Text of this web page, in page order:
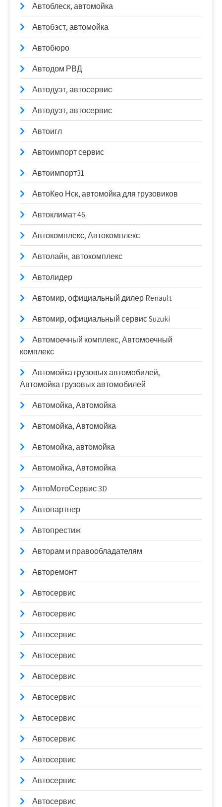
Автоблеск, автомойка
Автобэст, автомойка
Автобюро
Автодом РВД
Автодуэт, автосервис
Автодуэт, автосервис
Автоигл
Автоимпорт сервис
Автоимпорт31
АвтоКео Нск, автомойка для грузовиков
Автоклимат 46
Автокомплекс, Автокомплекс
Автолайн, автокомплекс
Автолидер
Автомир, официальный дилер Renault
Автомир, официальный сервис Suzuki
Автомоечный комплекс, Автомоечный
комплекс
Автомойка грузовых автомобилей,
Автомойка грузовых автомобилей
Автомойка, Автомойка
Автомойка, Автомойка
Автомойка, автомойка
Автомойка, Автомойка
АвтоМотоСервис 3D
Автопартнер
Автопрестиж
Авторам и правообладателям
Авторемонт
Автосервис
Автосервис
Автосервис
Автосервис
Автосервис
Автосервис
Автосервис
Автосервис
Автосервис
Автосервис
Автосервис